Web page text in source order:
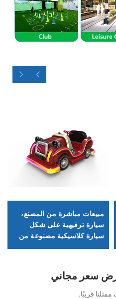
مبيعات مباشرة من المصنع،
سيارة ترفيهية على شكل
سيارة كلاسيكية مصنوعة من
مناسبة للمستخدمين الداخليين
والخارجيين
سعر مجاني
قريبًا.